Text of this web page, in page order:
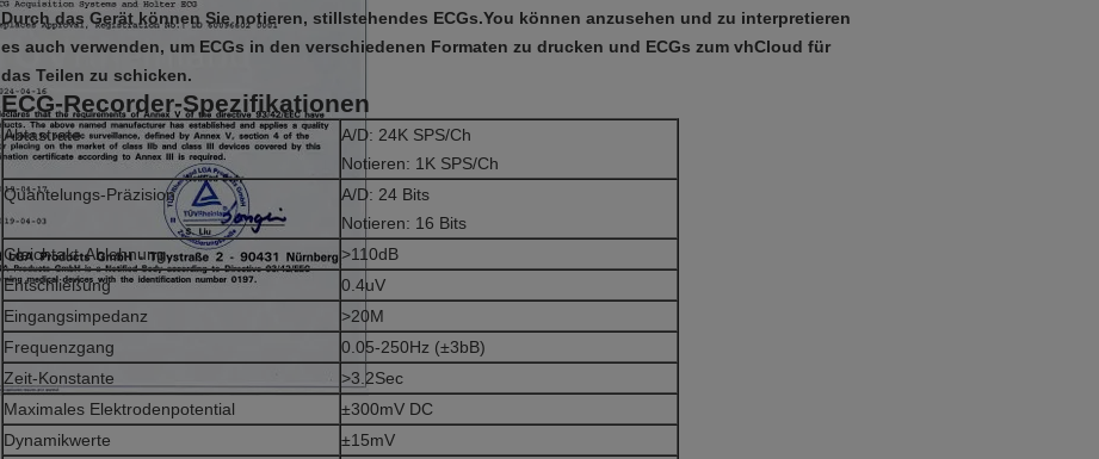
Durch das Gerät können Sie notieren, stillstehendes ECGs.You können anzusehen und zu interpretieren
es auch verwenden, um ECGs in den verschiedenen Formaten zu drucken und ECGs zum vhCloud für
das Teilen zu schicken.
ECG-Recorder-Spezifikationen
Abtastrate
A/D: 24K SPS/Ch
Notieren: 1K SPS/Ch
Quantelungs-Präzision
A/D: 24 Bits
Notieren: 16 Bits
Gleichtakt-Ablehnung
>110dB
Entschließung
0.4uV
Eingangsimpedanz
>20M
Frequenzgang
0.05-250Hz (±3bB)
Zeit-Konstante
>3.2Sec
Maximales Elektrodenpotential
±300mV DC
Dynamikwerte
±15mV